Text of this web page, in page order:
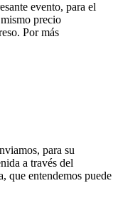
evento, para el
precio
Por más
para su
a través del
que entendemos puede